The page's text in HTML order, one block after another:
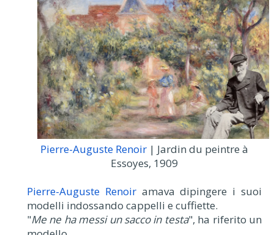
Pierre-Auguste Renoir | Jardin du peintre à
Essoyes, 1909
Pierre-Auguste Renoiramava dipingere i suoi
modelli indossando cappelli e cuffiette.
"Me ne ha messi un sacco in testa", ha riferito un